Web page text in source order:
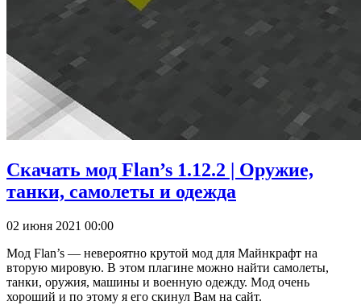
Скачать мод Flan’s 1.12.2 | Оружие,
танки, самолеты и одежда
02 июня 2021 00:00
Мод Flan’s — невероятно крутой мод для Майнкрафт на
вторую мировую. В этом плагине можно найти самолеты,
танки, оружия, машины и военную одежду. Мод очень
хороший и по этому я его скинул Вам на сайт.